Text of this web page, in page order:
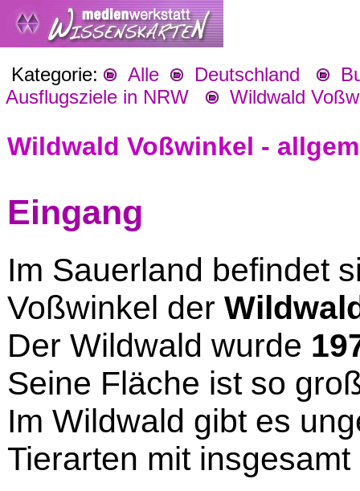
Kategorie: Alle Deutschland
Ausflugsziele in NRW
Wildwald
Wildwald Voßwinkel -
Eingang
Im Sauerland befindet
Voßwinkel der
Der Wildwald wurde
Seine Fläche ist so
Im Wildwald gibt es
Tierarten mit